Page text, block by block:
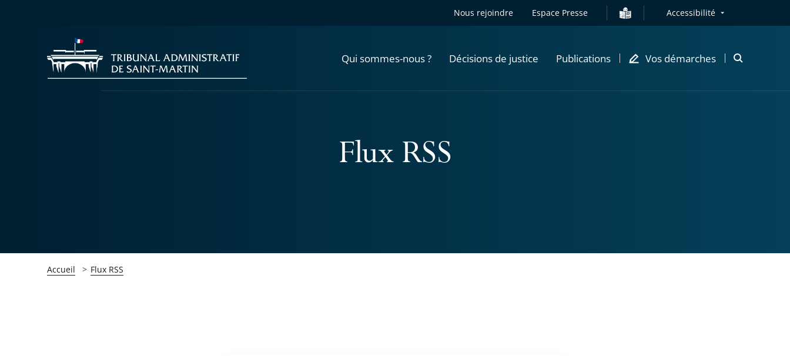
Nous rejoindre Espace Presse Accessibilité
Qui sommes-nous ? Décisions de justice Publications Vos démarches
Ouvrir
Flux RSS
Accueil Flux RSS